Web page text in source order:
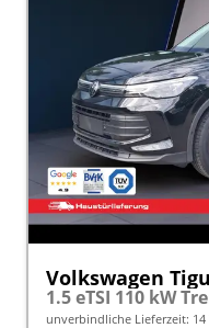
Volkswagen
unverbindliche Lieferzeit: 14